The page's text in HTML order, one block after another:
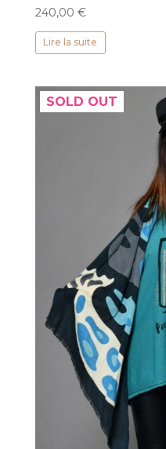
240,00 €
Lire la suite
SOLD OUT